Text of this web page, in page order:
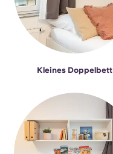
Kleines Doppelbett